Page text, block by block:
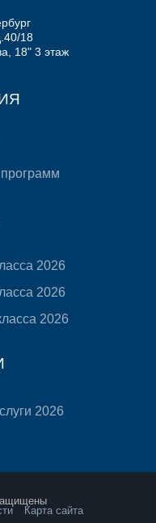
18
18" 3 этаж
2026
2026
2026
2026
Карта сайта